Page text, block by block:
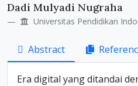
Dadi Mulyadi Nugraha
Universitas Pendidikan
Abstract
Era digital yang ditandai